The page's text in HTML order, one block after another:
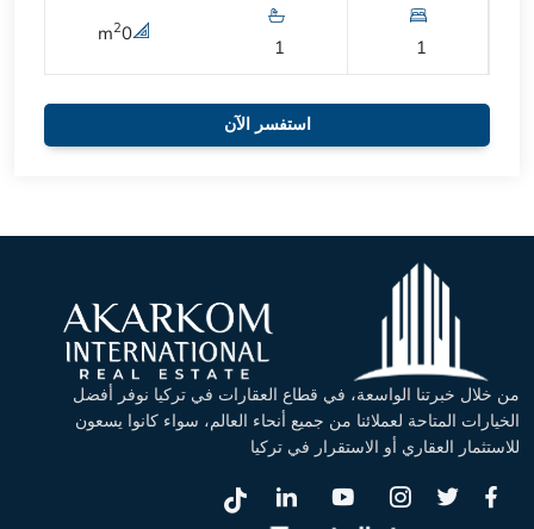
1
1
0
m2
استفسر الآن
من خلال خبرتنا الواسعة، في قطاع العقارات في تركيا نوفر أفضل
الخيارات المتاحة لعملائنا من جميع أنحاء العالم، سواء كانوا يسعون
للاستثمار العقاري أو الاستقرار في تركيا